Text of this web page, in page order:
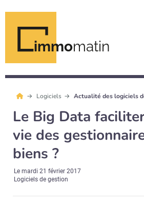
immomatin
Logiciels Actualité des logiciels
Le Big Data
vie des
biens ?
Lemardi 21 février 2017
Logiciels de gestion